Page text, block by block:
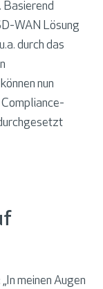
Basierend
WAN Lösung
durch das
nun
meinen Augen